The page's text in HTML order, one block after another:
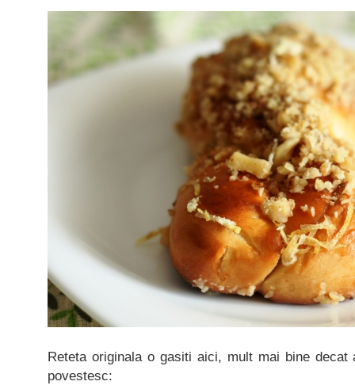
Reteta originala o gasiti aici, mult mai bine
povestesc: